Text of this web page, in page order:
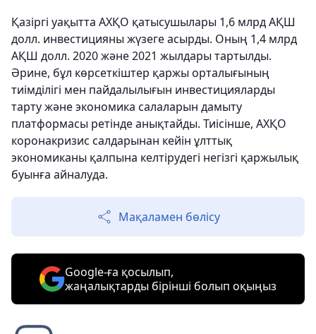
Қазіргі уақытта АХҚО қатысушылары 1,6 млрд АҚШ
долл. инвестицияны жүзеге асырды. Оның 1,4 млрд
АҚШ долл. 2020 және 2021 жылдары тартылды.
Әрине, бұл көрсеткіштер қаржы орталығының
тиімділігі мен пайдалылығын инвестицияларды
тарту және экономика салаларын дамыту
платформасы ретінде анықтайды. Тиісінше, АХҚО
коронакризис салдарынан кейін ұлттық
экономиканы қалпына келтірудегі негізгі қаржылық
буынға айналуда.
Мақаламен бөлісу
Google-ға қосылып,
жаңалықтарды бірінші болып оқыңыз